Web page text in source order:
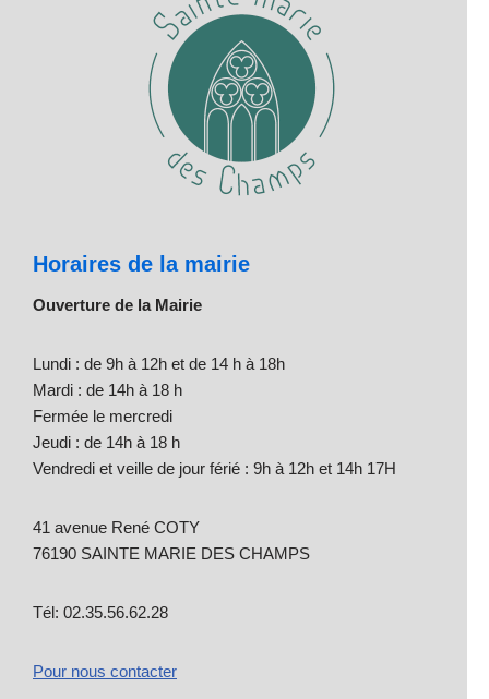
Horaires de la mairie
Ouverture de la Mairie
Lundi : de 9h à 12h et de 14 h à 18h
Mardi : de 14h à 18 h
Fermée le mercredi
Jeudi : de 14h à 18 h
Vendredi et veille de jour férié : 9h à 12h et 14h 17H
41 avenue René COTY
76190 SAINTE MARIE DES CHAMPS
Tél: 02.35.56.62.28
Pour nous contacter